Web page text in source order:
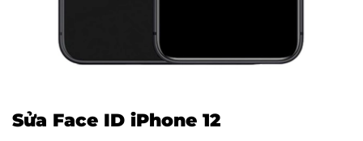
Sửa Face ID iPhone 12